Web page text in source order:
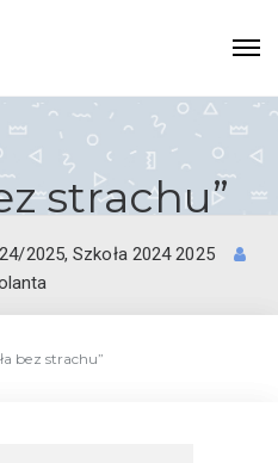
strachu”
2025,Szkoła 2024 2025
bez strachu”